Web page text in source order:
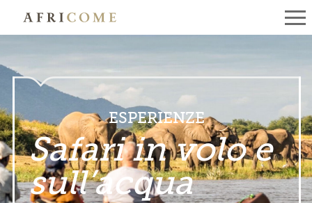
ESPERIENZE
Safari in volo e
sull’acqua